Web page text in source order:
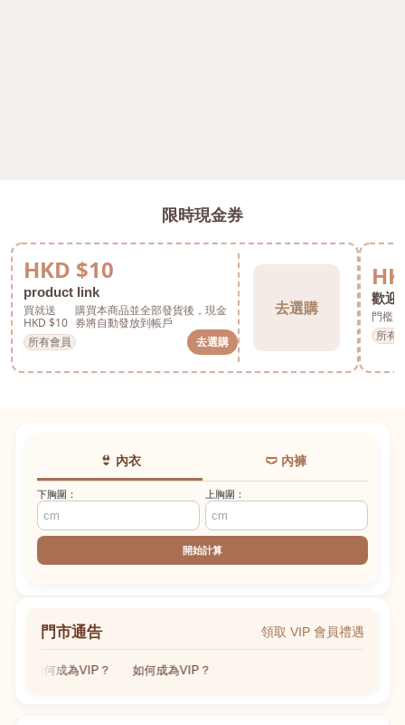
限時現金券
HKD $10
product link
買就送
HKD $10
購買本商品並全部發貨後，現金
券將自動發放到帳戶
所有會員
去選購
去選購
歡迎
門檻
所有
👙 內衣 🩲 內褲
下胸圍： 上胸圍：
開始計算
門市通告 領取 VIP 會員禮遇
如何成為VIP？ 如何成為VIP？